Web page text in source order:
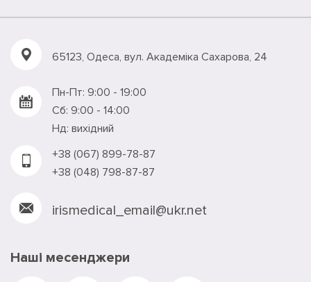
65123, Одеса, вул. Академiка Сахарова, 24
Пн-Пт: 9:00 - 19:00
Сб: 9:00 - 14:00
Нд: вихідний
+38 (067) 899-78-87
+38 (048) 798-87-87
irismedical_email@ukr.net
Наші месенджери